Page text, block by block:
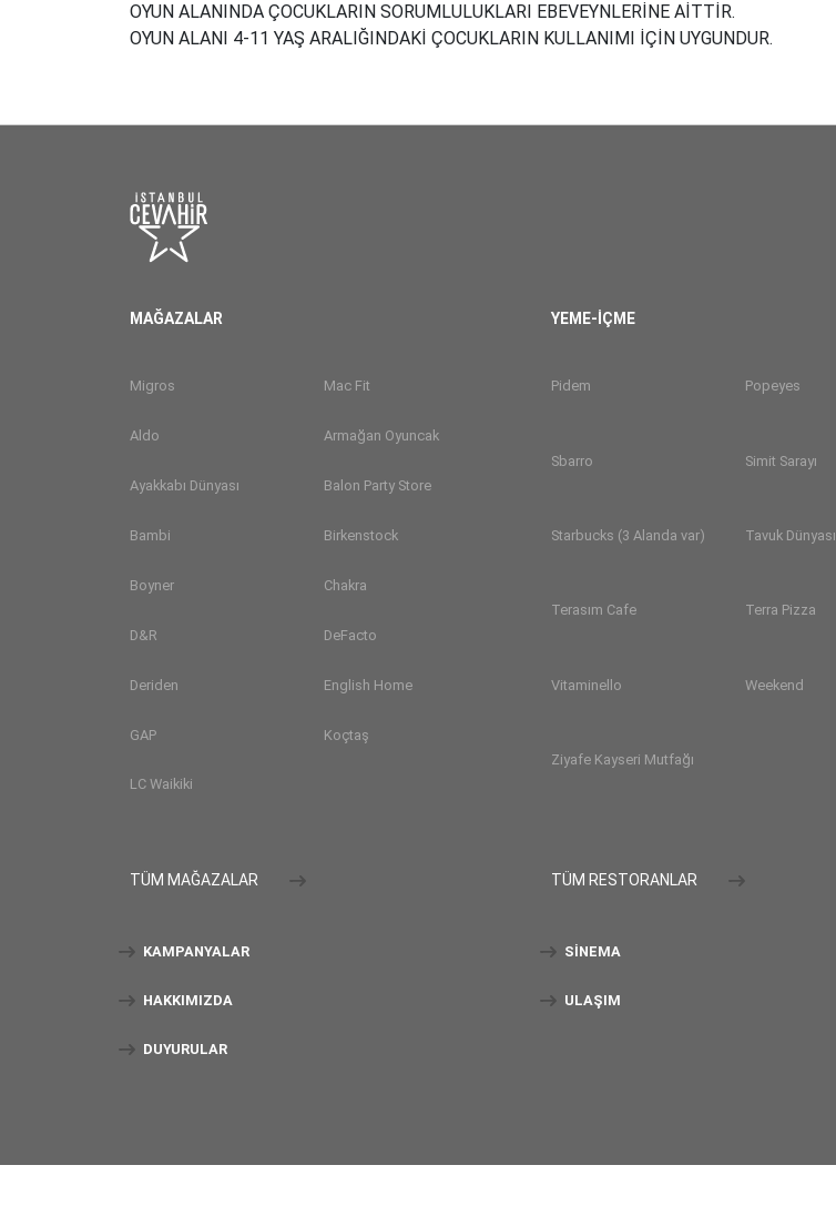
OYUN ALANINDA ÇOCUKLARIN SORUMLULUKLARI EBEVEYNLERİNE AİTTİR.
OYUN ALANI 4-11 YAŞ ARALIĞINDAKİ ÇOCUKLARIN KULLANIMI İÇİN UYGUNDUR.
MAĞAZALAR
Migros Mac Fit
Aldo Armağan Oyuncak
Ayakkabı Dünyası Balon Party Store
Bambi Birkenstock
Boyner Chakra
D&R DeFacto
Deriden English Home
GAP Koçtaş
LC Waikiki
TÜM MAĞAZALAR
YEME-İÇME
Pidem Popeyes
Sbarro Simit Sarayı
Starbucks (3 Alanda var) Tavuk Dünyası
Terasım Cafe Terra Pizza
Vitaminello Weekend
Ziyafe Kayseri Mutfağı
TÜM RESTORANLAR
KAMPANYALAR SINEMA
HAKKIMIZDA ULAŞIM
DUYURULAR